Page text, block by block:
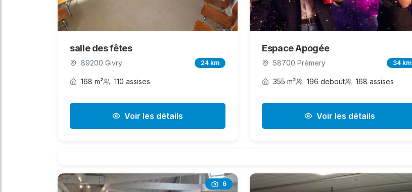
salle des fêtes
89200 Givry 24 km
168 m² 110 assises
Voir les détails
Espace Apogée
58700 Prémery 34 km
355 m² 196 debout 168 assises
Voir les détails
6